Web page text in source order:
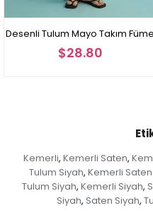
Ürün renginde konsept
Tulum Mayo Takım Füme
$28.80
Kemerli, Kemerli Saten,
Tulum Siyah, Kemerli
Tulum Siyah, Kemerli Siyah,
Siyah, Saten Siyah,